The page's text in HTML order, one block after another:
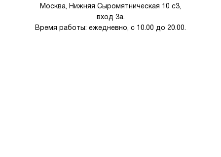
Москва, Нижняя Сыромятническая 10 с3,
вход 3а.
Время работы: ежедневно, с 10.00 до 20.00.